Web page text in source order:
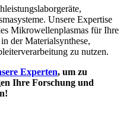
Unsere Expertise
Mikrowellenplasmas für Ihre
der Materialsynthese,
zu nutzen.
Experten, um zu
Ihre Forschung und